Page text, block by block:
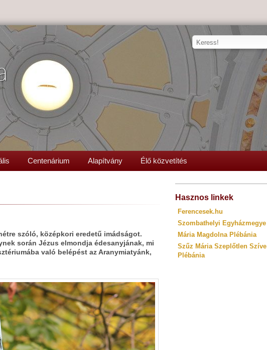
Centenárium Alapítvány Élő közvetítés
szóló, középkori eredetű imádságot.
során Jézus elmondja édesanyjának, mi
való belépést az Aranymiatyánk,
Hasznos linkek
Ferencesek.hu
Szombathelyi Egyházmegye
Mária Magdolna Plébánia
Szűz Mária Szeplőtlen Szíve
Plébánia